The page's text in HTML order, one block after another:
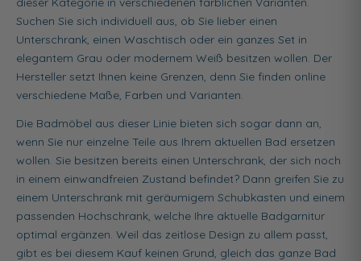
Suchen Sie sich individuell aus, ob Sie lieber einen
Unterschrank, einen Waschtisch oder ein ganzes Set in
elegantem Grau oder modernem Weiß besitzen wollen. Der
Hersteller setzt Ihnen keine Grenzen, denn Sie finden online
verschiedene Maße, Farben und Varianten.
Die Badmöbel aus dieser Linie bieten sich sogar dann an,
wenn Sie nur einzelne Teile aus Ihrem aktuellen Bad ersetzen
wollen. Sie besitzen bereits einen Unterschrank, der sich noch
in einem einwandfreien Zustand befindet? Dann greifen Sie zu
einem Unterschrank mit geräumigem Schubkasten und einem
passenden Hochschrank, welche Ihre aktuelle Badgarnitur
optimal ergänzen. Weil das zeitlose Design zu allem passt,
gibt es bei diesem Kauf keinen Grund, gleich das ganze Bad